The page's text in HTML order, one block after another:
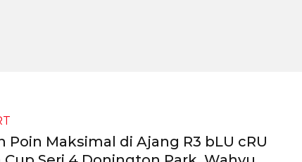
Poin Maksimal di Ajang R3 bLU cRU